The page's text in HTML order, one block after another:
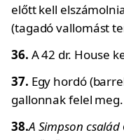
előtt kell
(tagadó vallomást
36. A 42 dr. House
37. Egy hordó
gallonnak felel meg.
38.A Simpson család